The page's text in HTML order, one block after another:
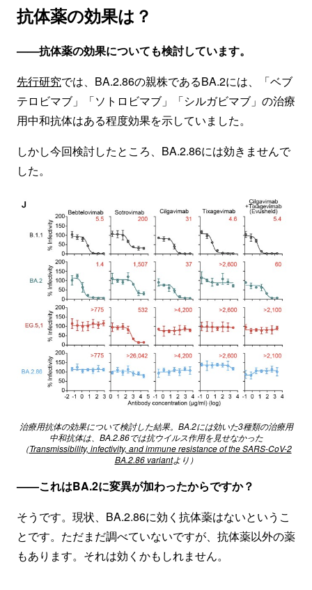
抗体薬の効果は？
——抗体薬の効果についても検討しています。
先行研究では、BA.2.86の親株であるBA.2には、「ベブ
テロビマブ」「ソトロビマブ」「シルガビマブ」の治療
用中和抗体はある程度効果を示していました。
しかし今回検討したところ、BA.2.86には効きませんで
した。
治療用抗体の効果について検討した結果。BA.2には効いた3種類の治療用
中和抗体は、BA.2.86では抗ウイルス作用を見せなかった
（Transmissibility, infectivity, and immune resistance of the SARS-CoV-2
BA.2.86 variantより）
——これはBA.2に変異が加わったからですか？
そうです。現状、BA.2.86に効く抗体薬はないというこ
とです。ただまだ調べていないですが、抗体薬以外の薬
もあります。それは効くかもしれません。